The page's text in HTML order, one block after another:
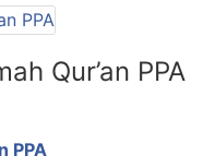
Qur’an PPA
PPA